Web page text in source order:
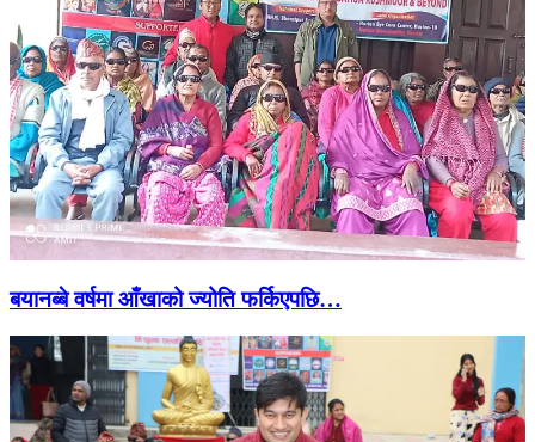
बयानब्बे वर्षमा आँखाको ज्योति फर्किएपछि…